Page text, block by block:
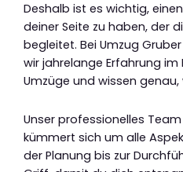
Deshalb ist es wichtig,
deiner Seite zu haben, der
begleitet. Bei Umzug
wir jahrelange Erfahrung
Umzüge und wissen
Unser professionelles
kümmert sich um alle
der Planung bis zur